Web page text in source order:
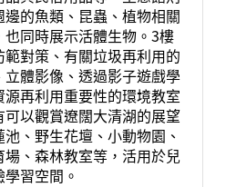
的魚類、昆蟲、植物相關
同時展示活體生物。3樓
對策、有關垃圾再利用的
體影像、透過影子遊戲學
再利用重要性的環境教室
以觀賞遼闊大清湖的展望
、野生花壇、小動物園、
、森林教室等，活用於兒
習空間。